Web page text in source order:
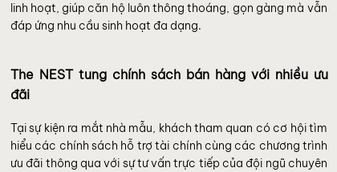
linh hoạt, giúp căn hộ luôn thông thoáng, gọn gàng mà vẫn
đáp ứng nhu cầu sinh hoạt đa dạng.
Tại sự kiện ra mắt nhà mẫu, khách tham quan có cơ hội tìm
hiểu các chính sách hỗ trợ tài chính cùng các chương trình
ưu đãi thông qua với sự tư vấn trực tiếp của đội ngũ chuyên
The NEST tung chính sách bán hàng với nhiều ưu
đãi